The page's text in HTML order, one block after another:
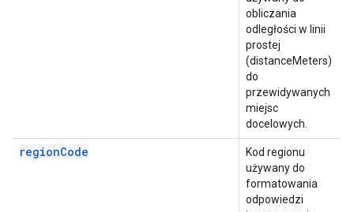
obliczania
odległości w linii
prostej
(distanceMeters)
do
przewidywanych
miejsc
docelowych.
regionCode
Kod regionu
używany do
formatowania
odpowiedzi